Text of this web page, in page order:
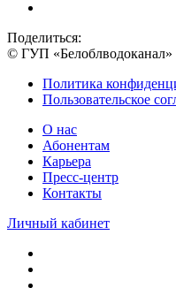
Поделиться:
© ГУП «Белоблводоканал»
Политика
Пользовательское
О нас
Абонентам
Карьера
Пресс-центр
Контакты
Личный кабинет